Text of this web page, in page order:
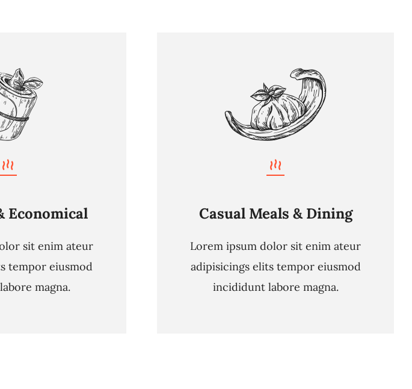
Economical
sit enim ateur
tempor eiusmod
magna.
Casual Meals & Dining
Lorem ipsum dolor sit enim ateur
adipisicings elits tempor eiusmod
incididunt labore magna.